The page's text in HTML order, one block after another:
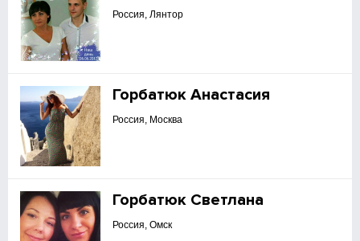
Россия, Лянтор
Горбатюк Анастасия
Россия, Москва
Горбатюк Светлана
Россия, Омск